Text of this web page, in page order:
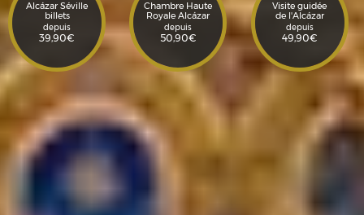
Alcázar Séville
billets
depuis
39,90€
Chambre Haute
Royale Alcázar
depuis
50,90€
Visite guidée
de l'Alcázar
depuis
49,90€